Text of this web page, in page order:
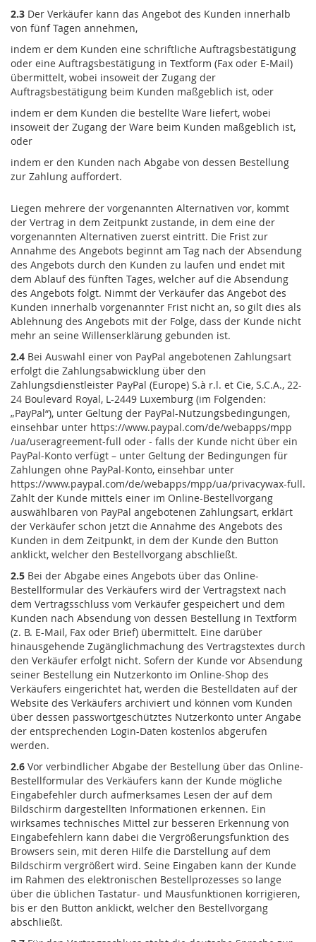
2.3 Der Verkäufer kann das Angebot des Kunden innerhalb
von fünf Tagen annehmen,
indem er dem Kunden eine schriftliche Auftragsbestätigung
oder eine Auftragsbestätigung in Textform (Fax oder E-Mail)
übermittelt, wobei insoweit der Zugang der
Auftragsbestätigung beim Kunden maßgeblich ist, oder
indem er dem Kunden die bestellte Ware liefert, wobei
insoweit der Zugang der Ware beim Kunden maßgeblich ist,
oder
indem er den Kunden nach Abgabe von dessen Bestellung
zur Zahlung auffordert.
Liegen mehrere der vorgenannten Alternativen vor, kommt
der Vertrag in dem Zeitpunkt zustande, in dem eine der
vorgenannten Alternativen zuerst eintritt. Die Frist zur
Annahme des Angebots beginnt am Tag nach der Absendung
des Angebots durch den Kunden zu laufen und endet mit
dem Ablauf des fünften Tages, welcher auf die Absendung
des Angebots folgt. Nimmt der Verkäufer das Angebot des
Kunden innerhalb vorgenannter Frist nicht an, so gilt dies als
Ablehnung des Angebots mit der Folge, dass der Kunde nicht
mehr an seine Willenserklärung gebunden ist.
2.4 Bei Auswahl einer von PayPal angebotenen Zahlungsart
erfolgt die Zahlungsabwicklung über den
Zahlungsdienstleister PayPal (Europe) S.à r.l. et Cie, S.C.A., 22-
24 Boulevard Royal, L-2449 Luxemburg (im Folgenden:
„PayPal“), unter Geltung der PayPal-Nutzungsbedingungen,
einsehbar unter https://www.paypal.com/de/webapps/mpp
/ua/useragreement-full oder - falls der Kunde nicht über ein
PayPal-Konto verfügt – unter Geltung der Bedingungen für
Zahlungen ohne PayPal-Konto, einsehbar unter
https://www.paypal.com/de/webapps/mpp/ua/privacywax-full.
Zahlt der Kunde mittels einer im Online-Bestellvorgang
auswählbaren von PayPal angebotenen Zahlungsart, erklärt
der Verkäufer schon jetzt die Annahme des Angebots des
Kunden in dem Zeitpunkt, in dem der Kunde den Button
anklickt, welcher den Bestellvorgang abschließt.
2.5 Bei der Abgabe eines Angebots über das Online-
Bestellformular des Verkäufers wird der Vertragstext nach
dem Vertragsschluss vom Verkäufer gespeichert und dem
Kunden nach Absendung von dessen Bestellung in Textform
(z. B. E-Mail, Fax oder Brief) übermittelt. Eine darüber
hinausgehende Zugänglichmachung des Vertragstextes durch
den Verkäufer erfolgt nicht. Sofern der Kunde vor Absendung
seiner Bestellung ein Nutzerkonto im Online-Shop des
Verkäufers eingerichtet hat, werden die Bestelldaten auf der
Website des Verkäufers archiviert und können vom Kunden
über dessen passwortgeschütztes Nutzerkonto unter Angabe
der entsprechenden Login-Daten kostenlos abgerufen
werden.
2.6 Vor verbindlicher Abgabe der Bestellung über das Online-
Bestellformular des Verkäufers kann der Kunde mögliche
Eingabefehler durch aufmerksames Lesen der auf dem
Bildschirm dargestellten Informationen erkennen. Ein
wirksames technisches Mittel zur besseren Erkennung von
Eingabefehlern kann dabei die Vergrößerungsfunktion des
Browsers sein, mit deren Hilfe die Darstellung auf dem
Bildschirm vergrößert wird. Seine Eingaben kann der Kunde
im Rahmen des elektronischen Bestellprozesses so lange
über die üblichen Tastatur- und Mausfunktionen korrigieren,
bis er den Button anklickt, welcher den Bestellvorgang
abschließt.